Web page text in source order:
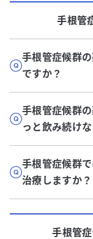
手根管
手根管症候群
ですか？
手根管症候群
っと飲み続け
手根管症候群
治療しますか？
手根管